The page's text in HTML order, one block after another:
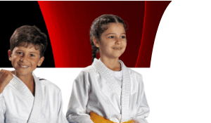
Exporter les lignes sélectionnées
Exporter toutes les colonnes
Exporter uniquement les colonnes affichées
Menu
?>
Images de la page d'accueil